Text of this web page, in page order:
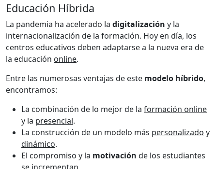
Educación Híbrida
La pandemia ha acelerado la digitalización y la
internacionalización de la formación. Hoy en día, los
centros educativos deben adaptarse a la nueva era de
la educación online.
Entre las numerosas ventajas de este modelo híbrido,
encontramos:
La combinación de lo mejor de la formación online
y la presencial.
La construcción de un modelo más personalizado y
dinámico.
El compromiso y la motivación de los estudiantes